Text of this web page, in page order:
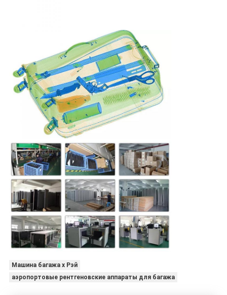
Машина багажа x Рэй
аэропортовые рентгеновские аппараты для багажа